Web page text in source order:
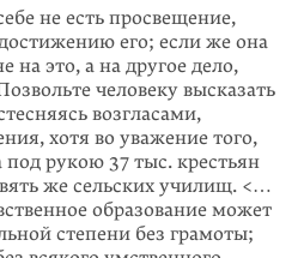
не есть просвещение,
его; если же она
на это, а на другое дело,
человеку высказать
воз­гласами,
хотя во уважение того,
под рукою 37 тыс. крестьян
же сельских училищ. <…
образо­вание может
степени без грамоты;